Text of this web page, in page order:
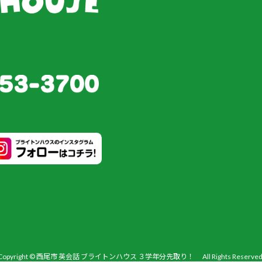
© 西尾市 英会話 ブライトンハウス ３学年分先取り！ All Rights